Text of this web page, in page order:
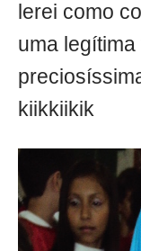
lerei como
uma
kiikkiikik